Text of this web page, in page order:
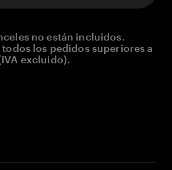
no están incluidos.
los pedidos superiores a
excluido).